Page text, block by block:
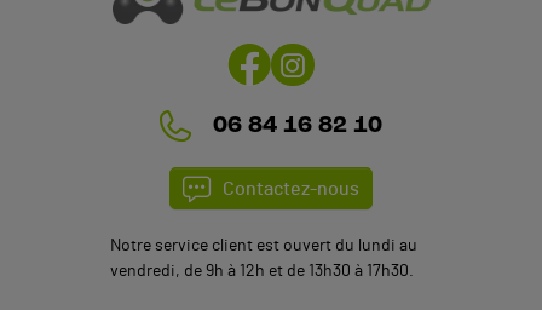
06 84 16 82 10
Contactez-nous
Notre service client est ouvert du lundi au
vendredi, de 9h à 12h et de 13h30 à 17h30.